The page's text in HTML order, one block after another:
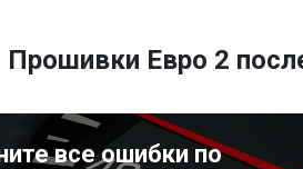
Евро 2
все ошибки по